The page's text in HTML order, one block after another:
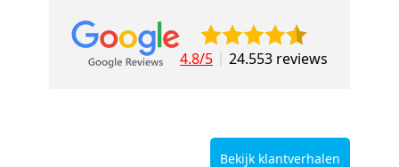
4.8/5 24.553 reviews
Bekijk klantverhalen